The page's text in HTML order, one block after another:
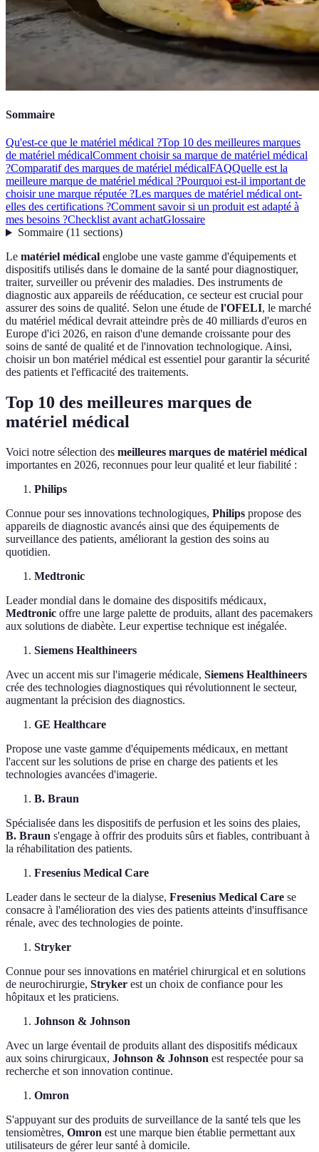
Sommaire
Qu'est-ce que le matériel médical ?Top 10 des meilleures marques
de matériel médicalComment choisir sa marque de matériel médical
?Comparatif des marques de matériel médicalFAQQuelle est la
meilleure marque de matériel médical ?Pourquoi est-il important de
choisir une marque réputée ?Les marques de matériel médical ont-
elles des certifications ?Comment savoir si un produit est adapté à
mes besoins ?Checklist avant achatGlossaire
Sommaire(11 sections)
Le matériel médical englobe une vaste gamme d'équipements et
dispositifs utilisés dans le domaine de la santé pour diagnostiquer,
traiter, surveiller ou prévenir des maladies. Des instruments de
diagnostic aux appareils de rééducation, ce secteur est crucial pour
assurer des soins de qualité. Selon une étude de l'OFELI, le marché
du matériel médical devrait atteindre près de 40 milliards d'euros en
Europe d'ici 2026, en raison d'une demande croissante pour des
soins de santé de qualité et de l'innovation technologique. Ainsi,
choisir un bon matériel médical est essentiel pour garantir la sécurité
des patients et l'efficacité des traitements.
Top 10 des meilleures marques de
matériel médical
Voici notre sélection des meilleures marques de matériel médical
importantes en 2026, reconnues pour leur qualité et leur fiabilité :
Philips
Connue pour ses innovations technologiques, Philips propose des
appareils de diagnostic avancés ainsi que des équipements de
surveillance des patients, améliorant la gestion des soins au
quotidien.
Medtronic
Leader mondial dans le domaine des dispositifs médicaux,
Medtronic offre une large palette de produits, allant des pacemakers
aux solutions de diabète. Leur expertise technique est inégalée.
Siemens Healthineers
Avec un accent mis sur l'imagerie médicale, Siemens Healthineers
crée des technologies diagnostiques qui révolutionnent le secteur,
augmentant la précision des diagnostics.
GE Healthcare
Propose une vaste gamme d'équipements médicaux, en mettant
l'accent sur les solutions de prise en charge des patients et les
technologies avancées d'imagerie.
B. Braun
Spécialisée dans les dispositifs de perfusion et les soins des plaies,
B. Braun s'engage à offrir des produits sûrs et fiables, contribuant à
la réhabilitation des patients.
Fresenius Medical Care
Leader dans le secteur de la dialyse, Fresenius Medical Care se
consacre à l'amélioration des vies des patients atteints d'insuffisance
rénale, avec des technologies de pointe.
Stryker
Connue pour ses innovations en matériel chirurgical et en solutions
de neurochirurgie, Stryker est un choix de confiance pour les
hôpitaux et les praticiens.
Johnson & Johnson
Avec un large éventail de produits allant des dispositifs médicaux
aux soins chirurgicaux, Johnson & Johnson est respectée pour sa
recherche et son innovation continue.
Omron
S'appuyant sur des produits de surveillance de la santé tels que les
tensiomètres, Omron est une marque bien établie permettant aux
utilisateurs de gérer leur santé à domicile.